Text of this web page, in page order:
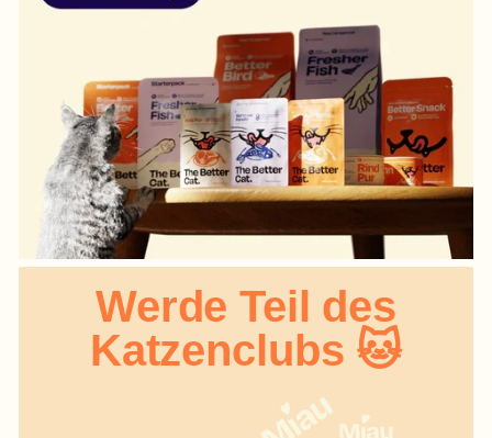
Werde Teil des
Katzenclubs 🐱